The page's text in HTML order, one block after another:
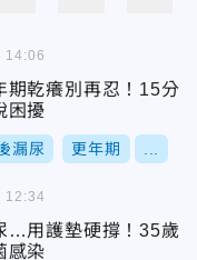
期乾癢別再忍！15分
困擾
漏尿 更年期
14:06
…用護墊硬撐！35歲
感染
12:34